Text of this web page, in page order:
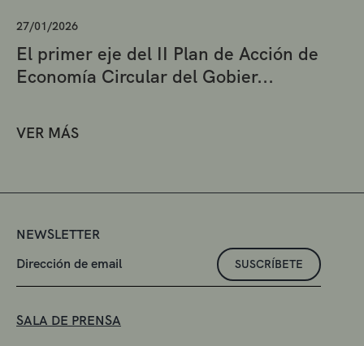
27/01/2026
El primer eje del II Plan de Acción de
Economía Circular del Gobier...
VER MÁS
NEWSLETTER
SUSCRÍBETE
SALA DE PRENSA